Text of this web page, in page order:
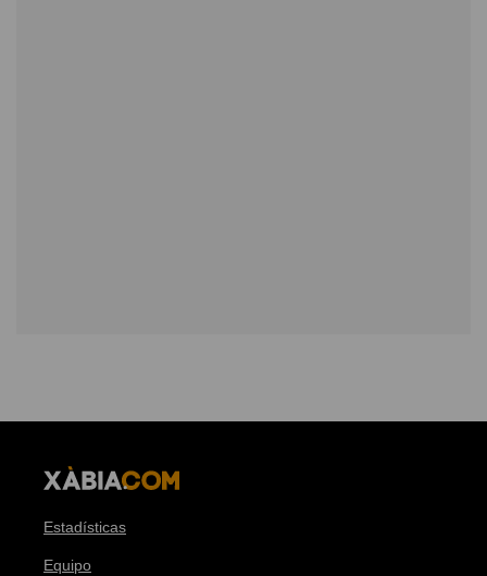
Estadísticas
Equipo